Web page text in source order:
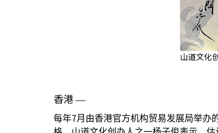
山道文化
香港 —
每年7月由香港官方机构贸易发展局举办